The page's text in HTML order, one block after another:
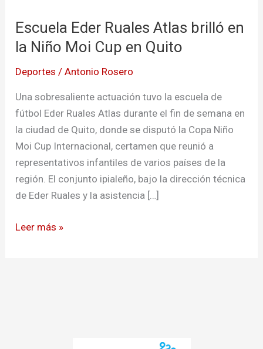
Escuela Eder Ruales Atlas brilló en
la Niño Moi Cup en Quito
Deportes /Antonio Rosero
Una sobresaliente actuación tuvo la escuela de
fútbol Eder Ruales Atlas durante el fin de semana en
la ciudad de Quito, donde se disputó la Copa Niño
Moi Cup Internacional, certamen que reunió a
representativos infantiles de varios países de la
región. El conjunto ipialeño, bajo la dirección técnica
de Eder Ruales y la asistencia […]
Ruales
Atlas
en
la
Niño
Moi
Cup
en
Quito
Leer más »